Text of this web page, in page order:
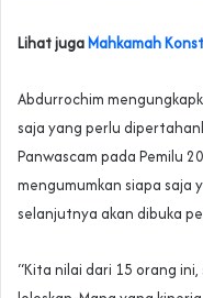
Lihat jugaMahkamah
Abdurrochim
saja yang perlu
Panwascam pada Pemilu
mengumumkan siapa saja
selanjutnya akan dibuka
“Kita nilai dari 15 orang